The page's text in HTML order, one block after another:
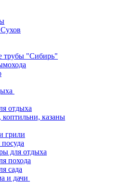
трубы "Сибирь"
отдыха
казаны
грили
для отдыха
похода
сада
и дачи